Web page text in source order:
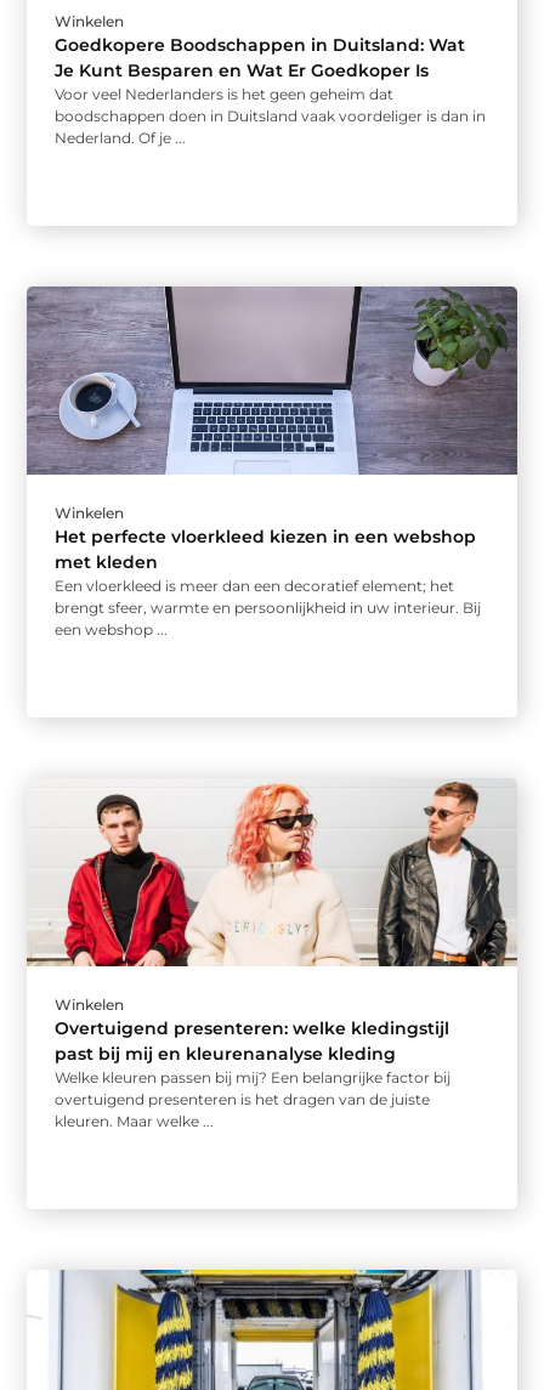
Winkelen
Goedkopere Boodschappen in Duitsland: Wat
Je Kunt Besparen en Wat Er Goedkoper Is
Voor veel Nederlanders is het geen geheim dat
boodschappen doen in Duitsland vaak voordeliger is dan in
Nederland. Of je ...
Winkelen
Het perfecte vloerkleed kiezen in een webshop
met kleden
Een vloerkleed is meer dan een decoratief element; het
brengt sfeer, warmte en persoonlijkheid in uw interieur. Bij
een webshop ...
Winkelen
Overtuigend presenteren: welke kledingstijl
past bij mij en kleurenanalyse kleding
Welke kleuren passen bij mij? Een belangrijke factor bij
overtuigend presenteren is het dragen van de juiste
kleuren. Maar welke ...